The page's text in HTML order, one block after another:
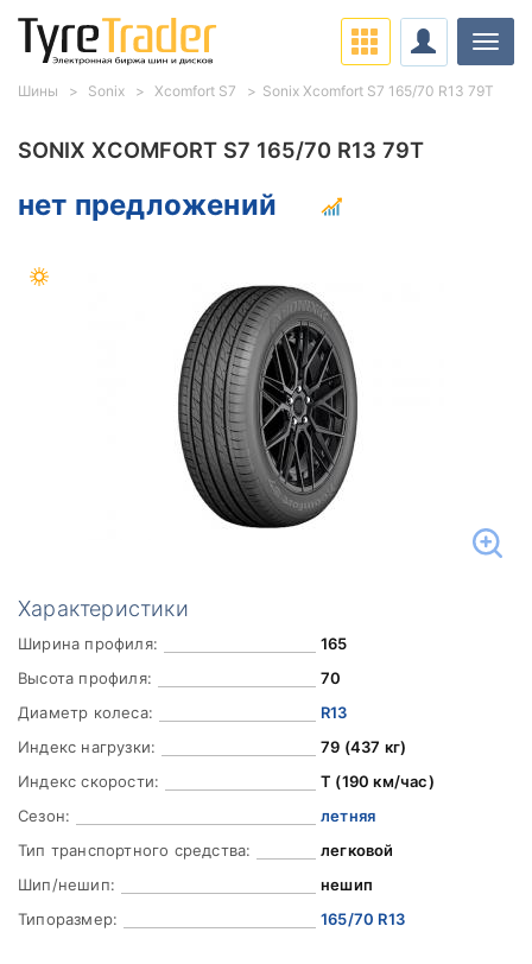
SONIX XCOMFORT S7 165/70 R13 79T
нет предложений
Характеристики
Ширина профиля:
165
Высота профиля:
70
Диаметр колеса:
R13
Индекс нагрузки:
79 (437 кг)
Индекс скорости:
T (190 км/час)
Сезон:
летняя
Тип транспортного средства:
легковой
Шип/нешип:
нешип
Типоразмер:
165/70 R13
Шины Sonix Xcomfort S7 Sonix Xcomfort S7 165/70 R13 79T